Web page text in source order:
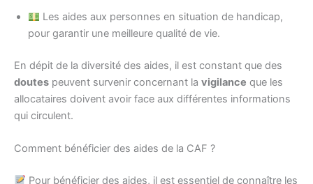
Les aides aux personnes en situation de handicap,
pour garantir une meilleure qualité de vie.
En dépit de la diversité des aides, il est constant que des
doutes peuvent survenir concernant la vigilance que les
allocataires doivent avoir face aux différentes informations
qui circulent.
Comment bénéficier des aides de la CAF ?
Pour bénéficier des aides, il est essentiel de connaître les